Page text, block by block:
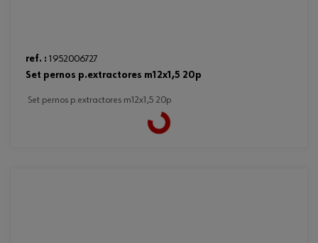
ref. : 1952006727
set pernos p.extractores m12x1,5 20p
set pernos p.extractores m12x1,5 20p